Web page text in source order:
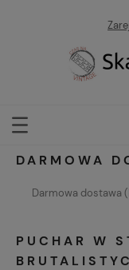
DARMOWA
Darmowa dostawa
PUCHAR W